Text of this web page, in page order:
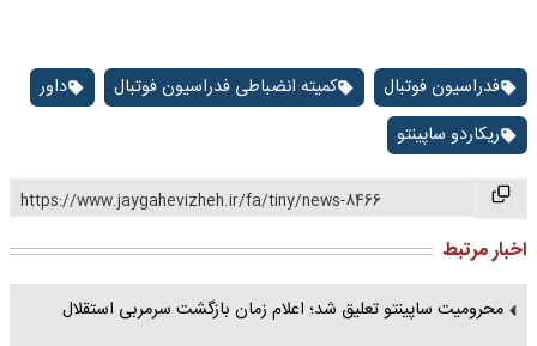
فدراسیون فوتبال کمیته انضباطی فدراسیون فوتبال
داور
ریکاردو ساپینتو
https://www.jaygahevizheh.ir/fa/tiny/news-8466
اخبار مرتبط
محرومیت ساپینتو تعلیق شد؛ اعلام زمان بازگشت سرمربی استقلال